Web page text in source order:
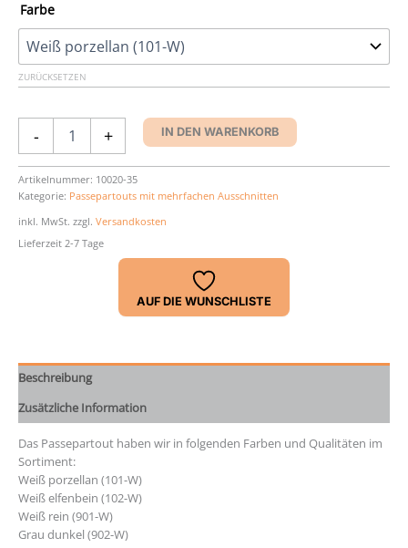
Farbe
ZURÜCKSETZEN
-
x
30
cm
Menge
+ IN DEN WARENKORB
Artikelnummer: 10020-35
Kategorie: Passepartouts mit mehrfachen Ausschnitten
inkl. MwSt. zzgl. Versandkosten
Lieferzeit 2-7 Tage
AUF DIE WUNSCHLISTE
Beschreibung
Zusätzliche Information
Das Passepartout haben wir in folgenden Farben und Qualitäten im
Sortiment:
Weiß porzellan (101-W)
Weiß elfenbein (102-W)
Weiß rein (901-W)
Grau dunkel (902-W)